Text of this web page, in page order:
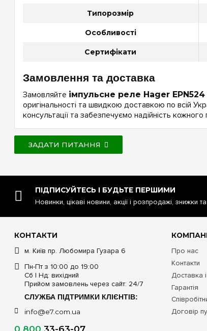
Типорозмір
Особливості
Сертифікати
Замовлення та доставка
Замовляйте імпульсне реле Hager EPN524
оригінальності та швидкою доставкою по всій
консультації та забезпечуємо надійність
ЗАДАТИ ПИТАННЯ
ПІДПИСУЙТЕСЬ І БУДЬТЕ ПЕРШИМИ
Новинки, цікаві новини, акції і розпродажі, знижки
КОНТАКТИ
м. Київ пр. Любомира Гузара 6
Пн-Пт з 10:00 до 19:00
Сб | Нд: вихідний
Прийом замовлень через сайт: 24/7
СЛУЖБА ПІДТРИМКИ КЛІЄНТІВ:
info@e7.com.ua
0 800 33-63-07
Про нас
Контакти
Доставка
Гарантія
Договір